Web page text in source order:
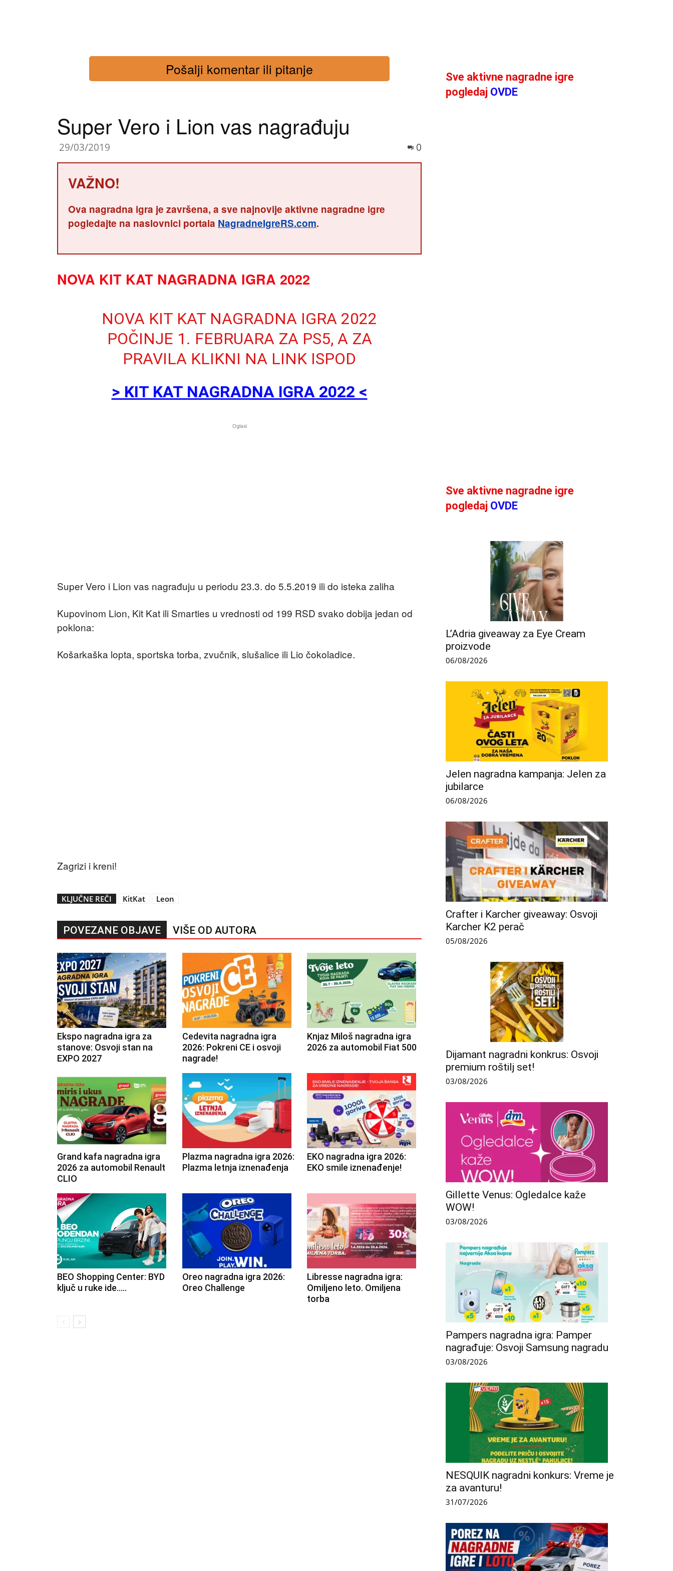
Pošalji komentar ili pitanje
Super Vero i Lion vas nagrađuju
29/03/2019 0
VAŽNO!
Ova nagradna igra je završena, a sve najnovije aktivne nagradne igre
pogledajte na naslovnici portala NagradneIgreRS.com.
NOVA KIT KAT NAGRADNA IGRA 2022
NOVA KIT KAT NAGRADNA IGRA 2022
POČINJE 1. FEBRUARA ZA PS5, A ZA
PRAVILA KLIKNI NA LINK ISPOD
> KIT KAT NAGRADNA IGRA 2022 <
Oglasi
Super Vero i Lion vas nagrađuju u periodu 23.3. do 5.5.2019 ili do isteka zaliha
Kupovinom Lion, Kit Kat ili Smarties u vrednosti od 199 RSD svako dobija jedan od
poklona:
Košarkaška lopta, sportska torba, zvučnik, slušalice ili Lio čokoladice.
Zagrizi i kreni!
KLJUČNE REČI KitKat Leon
POVEZANE OBJAVE VIŠE OD AUTORA
Ekspo nagradna igra za
stanove: Osvoji stan na
EXPO 2027
Cedevita nagradna igra
2026: Pokreni CE i osvoji
nagrade!
Knjaz Miloš nagradna igra
2026 za automobil Fiat 500
Grand kafa nagradna igra
2026 za automobil Renault
CLIO
Plazma nagradna igra 2026:
Plazma letnja iznenađenja
EKO nagradna igra 2026:
EKO smile iznenađenje!
BEO Shopping Center: BYD
ključ u ruke ide…..
Oreo nagradna igra 2026:
Oreo Challenge
Libresse nagradna igra:
Omiljeno leto. Omiljena
torba
Sve aktivne nagradne igre
pogledaj OVDE
Sve aktivne nagradne igre
pogledaj OVDE
L’Adria giveaway za Eye Cream
proizvode
06/08/2026
Jelen nagradna kampanja: Jelen za
jubilarce
06/08/2026
Crafter i Karcher giveaway: Osvoji
Karcher K2 perač
05/08/2026
Dijamant nagradni konkrus: Osvoji
premium roštilj set!
03/08/2026
Gillette Venus: Ogledalce kaže
WOW!
03/08/2026
Pampers nagradna igra: Pamper
nagrađuje: Osvoji Samsung nagradu
03/08/2026
NESQUIK nagradni konkurs: Vreme je
za avanturu!
31/07/2026